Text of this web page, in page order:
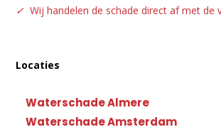
✓ Wij handelen de schade direct af met de
Locaties
Waterschade Almere
Waterschade Amsterdam